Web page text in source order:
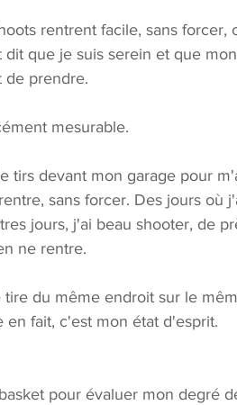
rentrent facile, sans forcer,
que je suis serein et que
de prendre.
mesurable.
tirs devant mon garage pour
sans forcer. Des jours où
jours, j'ai beau shooter, de
ne rentre.
du même endroit sur le
en fait, c'est mon état d'esprit.
pour évaluer mon degré